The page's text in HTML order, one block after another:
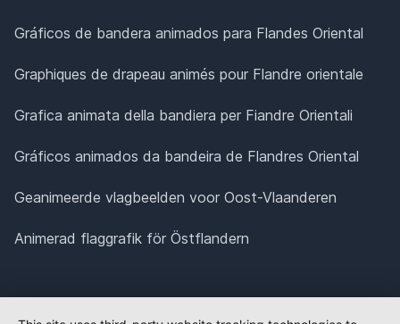
Gráficos de bandera animados para Flandes Oriental
Graphiques de drapeau animés pour Flandre orientale
Grafica animata della bandiera per Fiandre Orientali
Gráficos animados da bandeira de Flandres Oriental
Geanimeerde vlagbeelden voor Oost-Vlaanderen
Animerad flaggrafik för Östflandern